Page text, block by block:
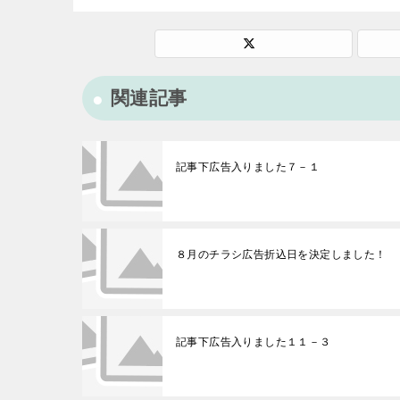
関連記事
記事下広告入りました７－１
８月のチラシ広告折込日を決定しました！
記事下広告入りました１１－３